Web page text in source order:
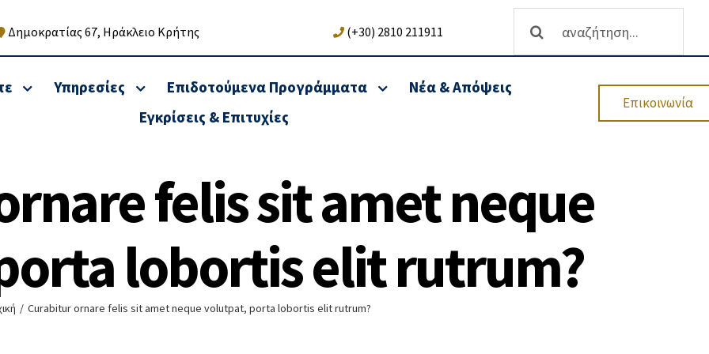
Δημοκρατίας 67, Ηράκλειο Κρήτης (+30) 2810 211911
Υπηρεσίες
Νομικών
& Φυσικών
υπηρεσίες – Τήρηση βιβλίων
Υπηρεσίες Αναδιάρθρωσης
οφειλών &
Χρηματοοικονομικές
Υπηρεσίες
Λειτουργίας
Υπηρεσίες Χρηματοδότησης
Επενδυτικών
Προγραμμάτων
Επιδοτούμενα Προγράμματα
Νέα & Απόψεις
Εγκρίσεις & Επιτυχίες
Επικοινωνία
felis sit amet neque
lobortis elit rutrum?
/ Curabitur ornare felis sit amet neque volutpat, porta lobortis elit rutrum?